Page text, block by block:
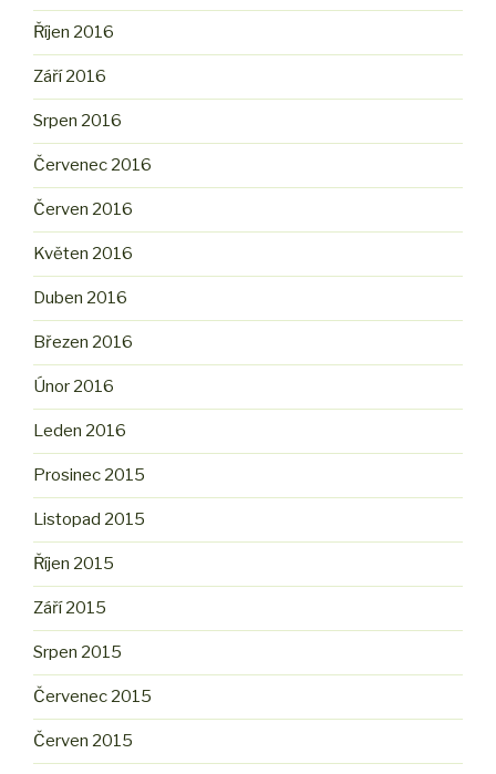
Říjen 2016
Září 2016
Srpen 2016
Červenec 2016
Červen 2016
Květen 2016
Duben 2016
Březen 2016
Únor 2016
Leden 2016
Prosinec 2015
Listopad 2015
Říjen 2015
Září 2015
Srpen 2015
Červenec 2015
Červen 2015